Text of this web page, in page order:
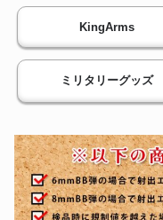
KingArms
ミリタリーグッズ